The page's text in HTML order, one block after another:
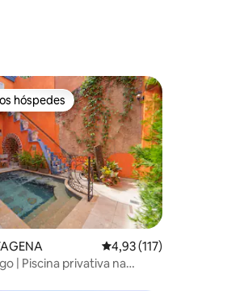
de 5, 210 avaliações
hóspedes
hóspedes
4,93 de uma avaliação
4,93 (117)
| Piscina privativa na